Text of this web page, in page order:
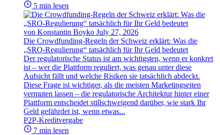
5 min lesen
von Konstantin Boyko July 27, 2026
Die Crowdfunding-Regeln der Schweiz erklärt: Was die
„SRO-Regulierung“ tatsächlich für Ihr Geld bedeutet
Der regulatorische Status ist am wichtigsten, wenn er konkret
ist – wer die Plattform reguliert, was genau unter diese
Aufsicht fällt und welche Risiken sie tatsächlich abdeckt.
Diese Frage ist wichtiger, als die meisten Marketingseiten
vermuten lassen – die regulatorische Architektur hinter einer
Plattform entscheidet stillschweigend darüber, wie stark Ihr
Geld gefährdet ist, wenn etwas...
P2P-Kreditvergabe
7 min lesen